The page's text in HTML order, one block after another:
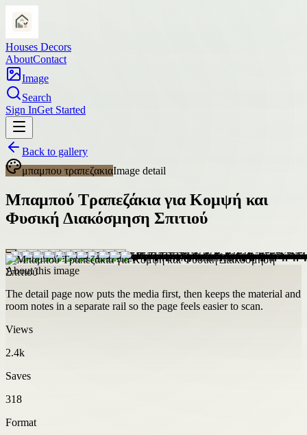
Houses Decors
AboutContact
Image
Search
Sign InGet Started
Back to gallery
μπαμπου τραπεζακιαImage detail
Μπαμπού Τραπεζάκια για Κομψή και
Φυσική Διακόσμηση Σπιτιού
About this image
The detail page now puts the media first, then keeps the material and
room notes in a separate rail so the page feels easier to scan.
Views
2.4k
Saves
318
Format